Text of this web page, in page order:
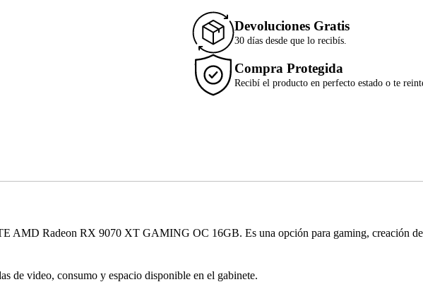
Devoluciones Gratis
30 días desde que lo recibís.
Compra Protegida
Recibí el producto en perfecto estado o te
AMD Radeon RX 9070 XT GAMING OC 16GB. Es una opción para gaming, creación
de video, consumo y espacio disponible en el gabinete.